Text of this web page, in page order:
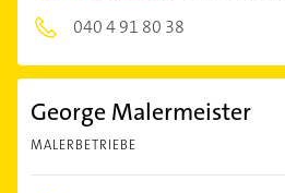
040 4 91 80 38
George Malermeister
MALERBETRIEBE